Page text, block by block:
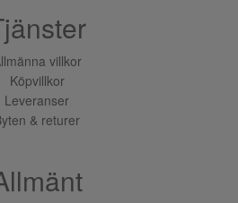
villkor
Köpvillkor
Leveranser
& returer